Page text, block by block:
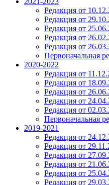
Редакция от
Редакция от
Редакция от
Редакция от
Редакция от
Первоначальная
2020-2022
Редакция от
Редакция от
Редакция от
Редакция от
Редакция от
Первоначальная
2019-2021
Редакция от
Редакция от
Редакция от
Редакция от
Редакция от
Редакция от